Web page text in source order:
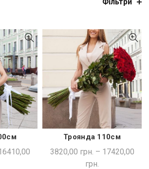
ШВИДКА ПОКУПКА
Троянда 110см
3820,00 грн. – 17420,00
грн.